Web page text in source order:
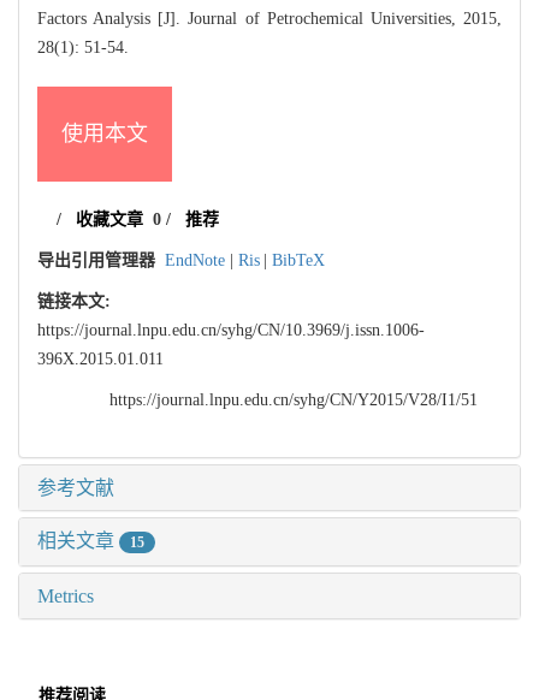
Factors Analysis [J]. Journal of Petrochemical Universities, 2015,
28(1): 51-54.
使用本文
/ 收藏文章 0/ 推荐
导出引用管理器 EndNote Ris BibTeX
链接本文:
https://journal.lnpu.edu.cn/syhg/CN/10.3969/j.issn.1006-
396X.2015.01.011
https://journal.lnpu.edu.cn/syhg/CN/Y2015/V28/I1/51
参考文献
相关文章 15
Metrics
推荐阅读